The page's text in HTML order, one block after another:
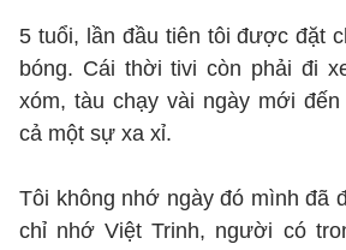
5 tuổi, lần đầu tiên tôi được đặt
bóng. Cái thời tivi còn phải đi
xóm, tàu chạy vài ngày mới
cả một sự xa xỉ.
Tôi không nhớ ngày đó mình đã
chỉ nhớ Việt Trinh, người có